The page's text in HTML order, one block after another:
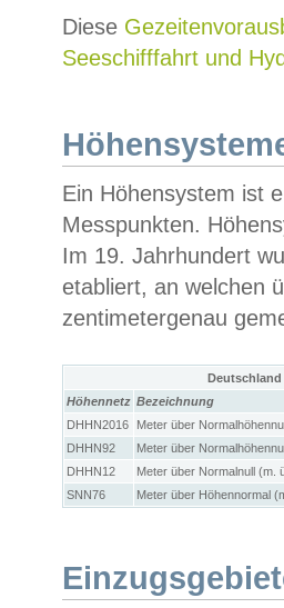
Diese
Seeschifffahrt und
Ein Höhensystem ist
Messpunkten.
Im 19. Jahrhundert
etabliert, an welchen
zentimetergenau
Höhennetz Bezeichnung
DHHN2016
Meter über
DHHN92
Meter über
DHHN12
Meter über Normalnull (m.
SNN76
Meter über Höhennormal